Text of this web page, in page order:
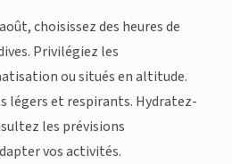
choisissez des heures de
Privilégiez les
ou situés en altitude.
légers et respirants. Hydratez-
les prévisions
vos activités.